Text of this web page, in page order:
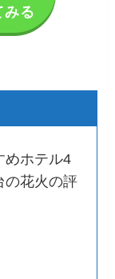
みる
めホテル4
の花火の評